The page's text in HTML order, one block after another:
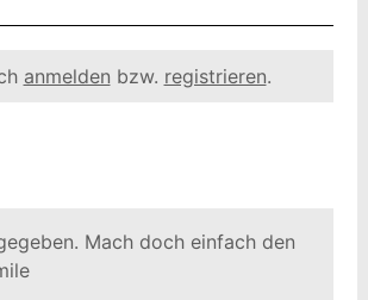
anmelden bzw. registrieren.
Mach doch einfach den